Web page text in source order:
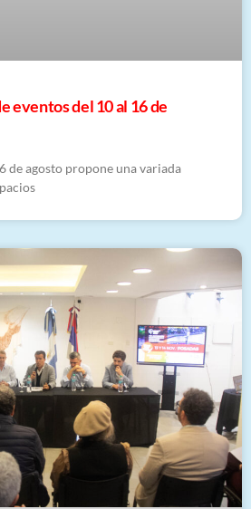
eventos del 10 al 16 de
de agosto propone una variada